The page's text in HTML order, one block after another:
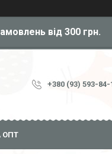
від 300 грн.
+380 (93) 593-84-
ОПТ